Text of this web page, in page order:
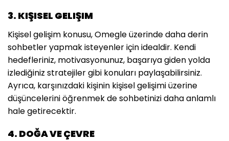
3. KIŞISEL GELIŞIM
Kişisel gelişim konusu, Omegle üzerinde daha derin
sohbetler yapmak isteyenler için idealdir. Kendi
hedefleriniz, motivasyonunuz, başarıya giden yolda
izlediğiniz stratejiler gibi konuları paylaşabilirsiniz.
Ayrıca, karşınızdaki kişinin kişisel gelişimi üzerine
düşüncelerini öğrenmek de sohbetinizi daha anlamlı
hale getirecektir.
4. DOĞA VE ÇEVRE